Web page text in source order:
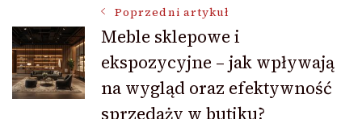
Nawigacja
wpisu
Poprzedni artykuł
Meble sklepowe i
ekspozycyjne – jak wpływają
na wygląd oraz efektywność
sprzedaży w butiku?